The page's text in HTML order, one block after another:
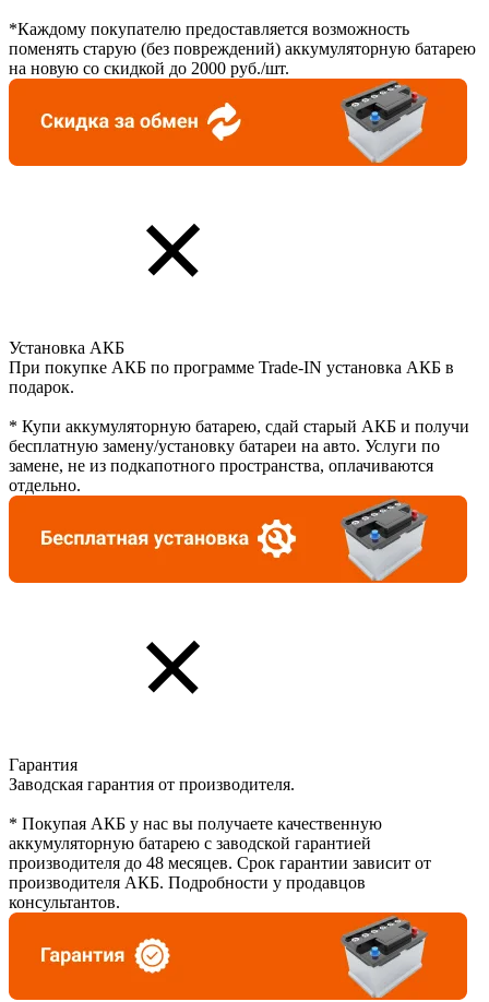
*Каждому покупателю предоставляется возможность
поменять старую (без повреждений) аккумуляторную батарею
на новую со скидкой до 2000 руб./шт.
Установка АКБ
При покупке АКБ по программе Trade-IN установка АКБ в
подарок.
* Купи аккумуляторную батарею, сдай старый АКБ и получи
бесплатную замену/установку батареи на авто. Услуги по
замене, не из подкапотного пространства, оплачиваются
отдельно.
Гарантия
Заводская гарантия от производителя.
* Покупая АКБ у нас вы получаете качественную
аккумуляторную батарею с заводской гарантией
производителя до 48 месяцев. Срок гарантии зависит от
производителя АКБ. Подробности у продавцов
консультантов.